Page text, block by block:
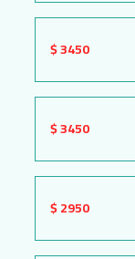
3450 $
3450 $
2950 $